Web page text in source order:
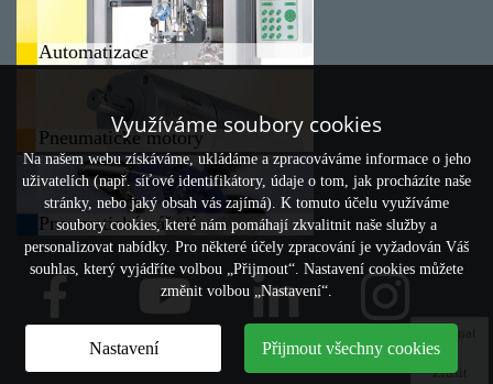
Automatizace
Pneumatické motory
Pneumatické nářadí
Porovnat
Zrušit
Využíváme soubory cookies
Na našem webu získáváme, ukládáme a zpracováváme informace o jeho
uživatelích (např. síťové identifikátory, údaje o tom, jak procházíte naše
stránky, nebo jaký obsah vás zajímá). K tomuto účelu využíváme
soubory cookies, které nám pomáhají zkvalitnit naše služby a
personalizovat nabídky. Pro některé účely zpracování je vyžadován Váš
souhlas, který vyjádříte volbou „Přijmout“. Nastavení cookies můžete
změnit volbou „Nastavení“.
Nastavení Přijmout všechny cookies